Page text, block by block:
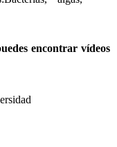
encontrar vídeos